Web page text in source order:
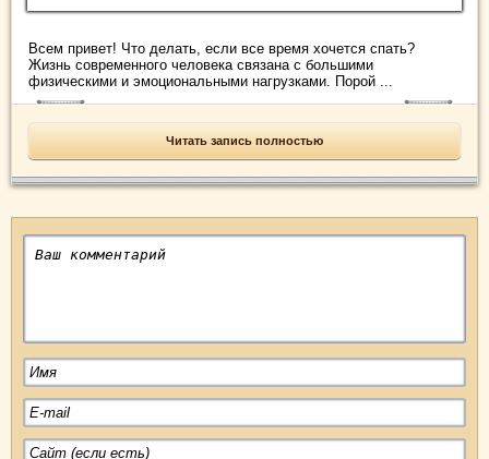
Всем привет! Что делать, если все время хочется спать?
Жизнь современного человека связана с большими
физическими и эмоциональными нагрузками. Порой ...
Читать запись полностью